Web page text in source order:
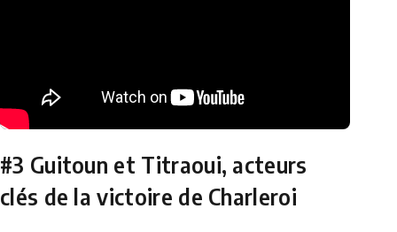
#3 Guitoun et Titraoui, acteurs
clés de la victoire de Charleroi